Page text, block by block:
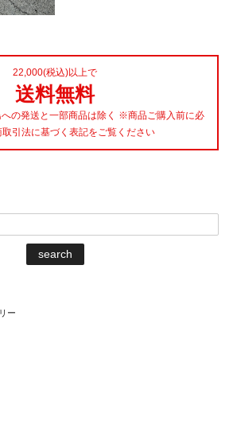
22,000(税込)以上で
送料無料
の発送と一部商品は除く ※商品ご購入前に必
引法に基づく表記をご覧ください
search
ー